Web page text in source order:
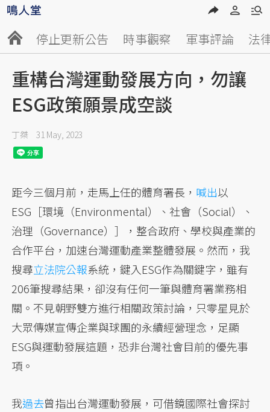
停止更新公告 時事觀察 軍事評論 法
重構台灣運動發展方向，勿讓
ESG政策願景成空談
丁桀 31 May, 2023
距今三個月前，走馬上任的體育署長， 喊出以
ESG［環境（Environmental）、社會（Social）、
治理（Governance）］，整合政府、學校與產業的
合作平台，加速台灣運動產業整體發展。然而，我
搜尋立法院公報系統，鍵入ESG作為關鍵字，雖有
206筆搜尋結果，卻沒有任何一筆與體育署業務相
關。不見朝野雙方進行相關政策討論，只零星見於
大眾傳媒宣傳企業與球團的永續經營理念，足顯
ESG與運動發展這題，恐非台灣社會目前的優先事
項。
我過去曾指出台灣運動發展，可借鏡國際社會探討